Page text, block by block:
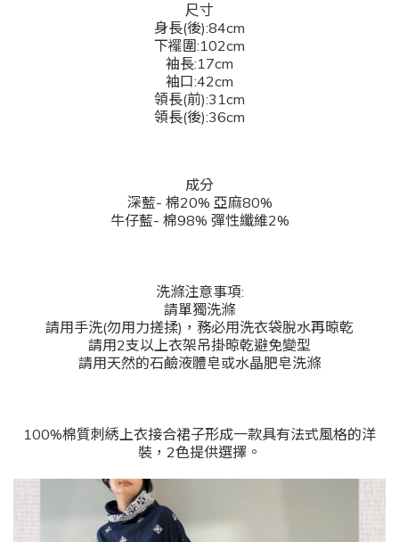
尺寸
身長(後):84cm
下襬圍:102cm
袖長:17cm
袖口:42cm
領長(前):31cm
領長(後):36cm
成分
深藍- 棉20% 亞麻80%
牛仔藍- 棉98% 彈性纖維2%
洗滌注意事項:
請單獨洗滌
請用手洗(勿用力搓揉)，務必用洗衣袋脫水再晾乾
請用2支以上衣架吊掛晾乾避免變型
請用天然的石鹼液體皂或水晶肥皂洗滌
100%棉質刺綉上衣接合裙子形成一款具有法式風格的洋
裝，2色提供選擇。